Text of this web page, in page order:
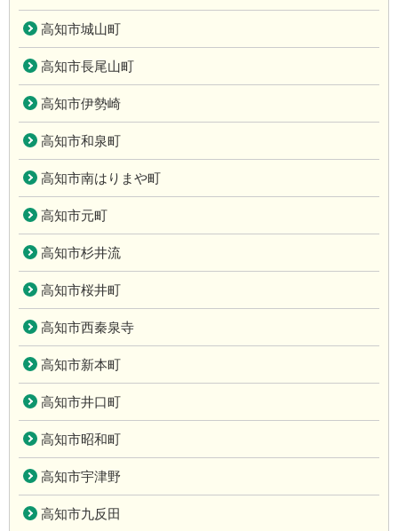
高知市城山町
高知市長尾山町
高知市伊勢崎
高知市和泉町
高知市南はりまや町
高知市元町
高知市杉井流
高知市桜井町
高知市西秦泉寺
高知市新本町
高知市井口町
高知市昭和町
高知市宇津野
高知市九反田